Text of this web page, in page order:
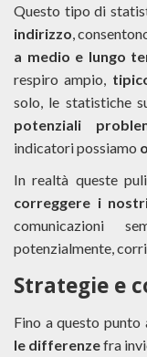
Questo tipo di
indirizzo,
a medio e lungo
respiro ampio,
solo, le statistiche
potenziali
indicatori possiamo
In realtà queste
correggere i
comunicazioni
potenzialmente,
Strategie e
Fino a questo punto
le differenzefra